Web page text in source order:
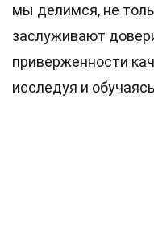
мы делимся, не
заслуживают
приверженности
исследуя и